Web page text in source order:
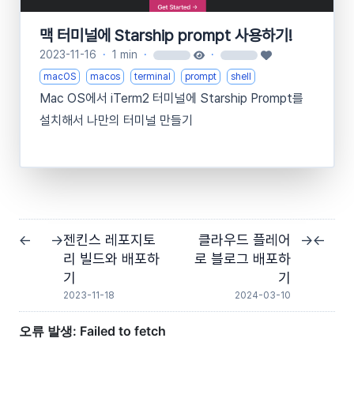
맥 터미널에 Starship prompt 사용하기!
2023-11-16 · 1 min · loading · loading
macOS macos terminal prompt shell
Mac OS에서 iTerm2 터미널에 Starship Prompt를
설치해서 나만의 터미널 만들기
← →젠킨스 레포지토
리 빌드와 배포하
기
2023-11-18
클라우드 플레어
로 블로그 배포하
기
2024-03-10
→←